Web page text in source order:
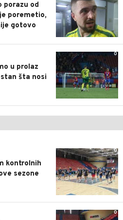
porazu od
poremetio,
gotovo
0
u prolaz
šta nosi
0
kontrolnih
sezone
0